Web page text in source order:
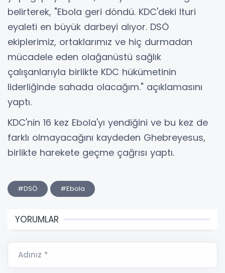
belirterek, "Ebola geri döndü. KDC'deki Ituri
eyaleti en büyük darbeyi alıyor. DSÖ
ekiplerimiz, ortaklarımız ve hiç durmadan
mücadele eden olağanüstü sağlık
çalışanlarıyla birlikte KDC hükümetinin
liderliğinde sahada olacağım." açıklamasını
yaptı.
KDC'nin 16 kez Ebola'yı yendiğini ve bu kez de
farklı olmayacağını kaydeden Ghebreyesus,
birlikte harekete geçme çağrısı yaptı.
#DSÖ #Ebola
YORUMLAR
Adınız *